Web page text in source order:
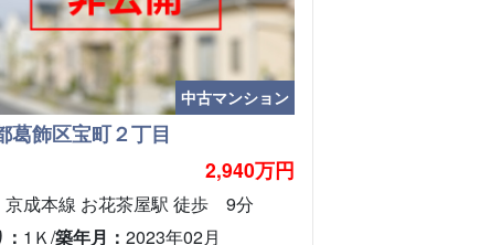
中古マンション
葛飾区宝町２丁目
2,940万円
京成本線 お花茶屋駅 徒歩 9分
1Ｋ/築年月：2023年02月